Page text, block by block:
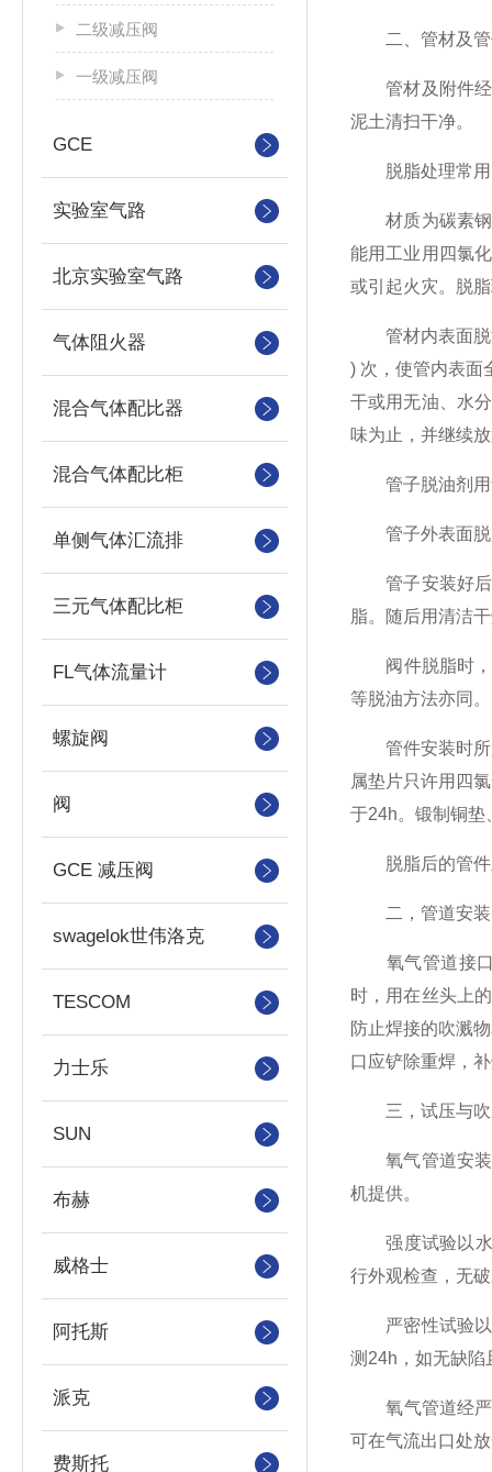
二级减压阀
一级减压阀
GCE
实验室气路
北京实验室气路
气体阻火器
混合气体配比器
混合气体配比柜
单侧气体汇流排
三元气体配比柜
FL气体流量计
螺旋阀
阀
GCE 减压阀
swagelok世伟洛克
TESCOM
力士乐
SUN
布赫
威格士
阿托斯
派克
费斯托
二、管材及管
管材及附件经
泥土清扫干净。
脱脂处理常用
材质为碳素钢
能用工业用四氯
或引起火灾。脱
管材内表面脱油
) 次，使管内表面
干或用无油、水
味为止，并继续
管子脱油剂用
管子外表面脱
管子安装好后
脂。随后用清洁
阀件脱脂时，
等脱油方法亦同。
管件安装时所用
属垫片只许用四
于24h。锻制铜垫
脱脂后的管件及
二，管道安装
氧气管道接口
时，用在丝头上
防止焊接的吹溅
口应铲除重焊，
三，试压与吹
氧气管道安装
机提供。
强度试验以水
行外观检查，无
严密性试验以
测24h，如无缺陷
氧气管道经严
可在气流出口处